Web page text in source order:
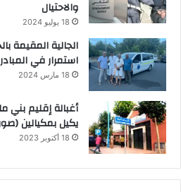
والاحتيال
18 يوليو 2024
الجالية المقيمة
استمرار في
18 مارس 2024
أغبالة إقليم بني
يكيل بمكيالين
18 أكتوبر 2023